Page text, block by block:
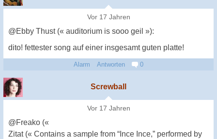
Vor 17 Jahren
@Ebby Thust (« auditorium is sooo geil »):
dito! fettester song auf einer insgesamt guten platte!
Alarm Antworten 0
Screwball
Vor 17 Jahren
@Freako («
Zitat (« Contains a sample from “Ince Ince,” performed by